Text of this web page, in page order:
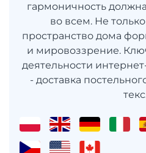
гармоничность
во всем. Не
пространство дома
и мировоззрение.
деятельности
- доставка